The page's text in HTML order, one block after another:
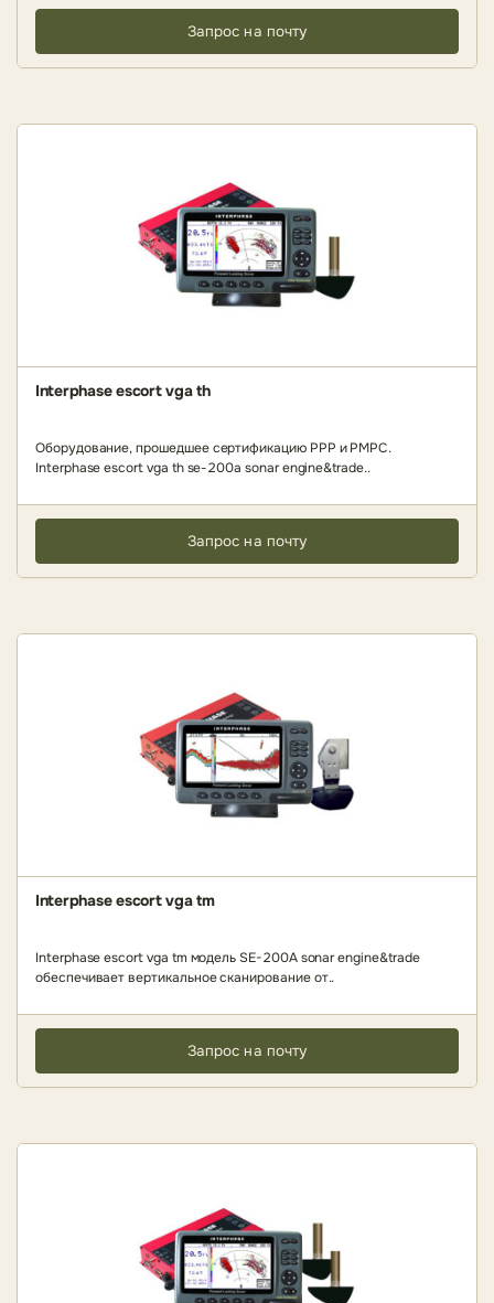
Запрос на почту
Interphase escort vga th
Оборудование, прошедшее сертификацию РРР и РМРС.
Interphase escort vga th se-200a sonar engine&trade..
Запрос на почту
Interphase escort vga tm
Interphase escort vga tm модель SE-200A sonar engine&trade
обеспечивает вертикальное сканирование от..
Запрос на почту